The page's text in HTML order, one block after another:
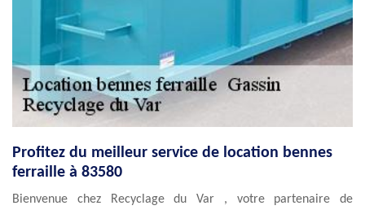
Profitez du meilleur service de location bennes
ferraille à 83580
Bienvenue chez Recyclage du Var , votre partenaire de